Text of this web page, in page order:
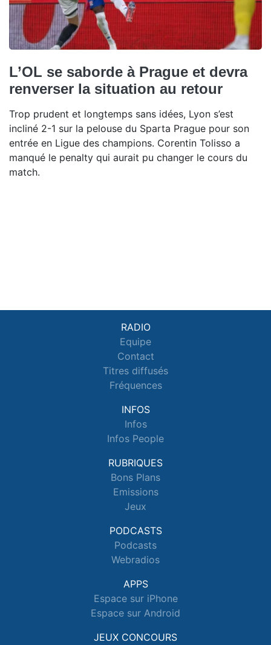
L’OL se saborde à Prague et devra
renverser la situation au retour
Trop prudent et longtemps sans idées, Lyon s’est
incliné 2-1 sur la pelouse du Sparta Prague pour son
entrée en Ligue des champions. Corentin Tolisso a
manqué le penalty qui aurait pu changer le cours du
match.
RADIO
Equipe
Contact
Titres diffusés
Fréquences
INFOS
Infos
Infos People
RUBRIQUES
Bons Plans
Emissions
Jeux
PODCASTS
Podcasts
Webradios
APPS
Espace sur iPhone
Espace sur Android
JEUX CONCOURS